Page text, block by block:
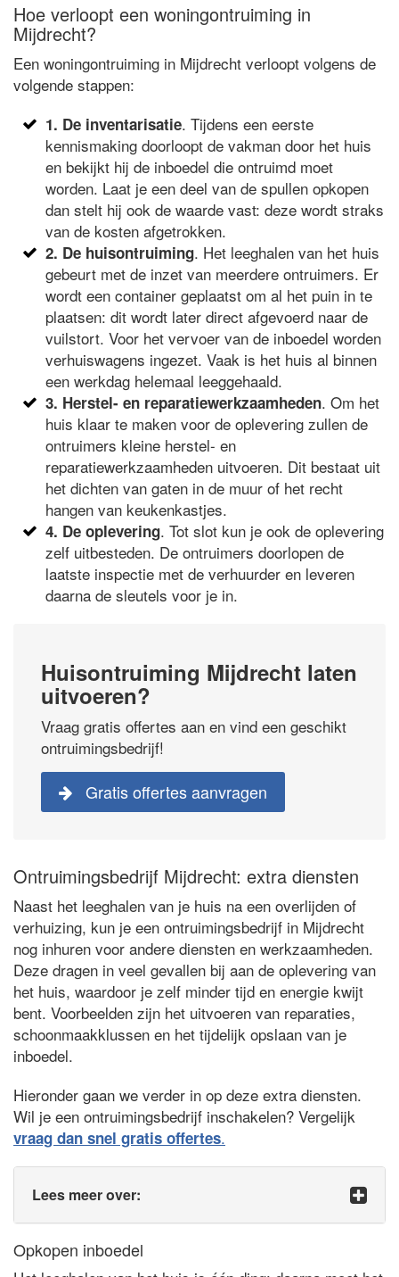
Hoe verloopt een woningontruiming in
Mijdrecht?
Een woningontruiming in Mijdrecht verloopt volgens de
volgende stappen:
1. De inventarisatie. Tijdens een eerste
kennismaking doorloopt de vakman door het huis
en bekijkt hij de inboedel die ontruimd moet
worden. Laat je een deel van de spullen opkopen
dan stelt hij ook de waarde vast: deze wordt straks
van de kosten afgetrokken.
2. De huisontruiming. Het leeghalen van het huis
gebeurt met de inzet van meerdere ontruimers. Er
wordt een container geplaatst om al het puin in te
plaatsen: dit wordt later direct afgevoerd naar de
vuilstort. Voor het vervoer van de inboedel worden
verhuiswagens ingezet. Vaak is het huis al binnen
een werkdag helemaal leeggehaald.
3. Herstel- en reparatiewerkzaamheden. Om het
huis klaar te maken voor de oplevering zullen de
ontruimers kleine herstel- en
reparatiewerkzaamheden uitvoeren. Dit bestaat uit
het dichten van gaten in de muur of het recht
hangen van keukenkastjes.
4. De oplevering. Tot slot kun je ook de oplevering
zelf uitbesteden. De ontruimers doorlopen de
laatste inspectie met de verhuurder en leveren
daarna de sleutels voor je in.
Huisontruiming Mijdrecht laten
uitvoeren?
Vraag gratis offertes aan en vind een geschikt
ontruimingsbedrijf!
Gratis offertes aanvragen
Ontruimingsbedrijf Mijdrecht: extra diensten
Naast het leeghalen van je huis na een overlijden of
verhuizing, kun je een ontruimingsbedrijf in Mijdrecht
nog inhuren voor andere diensten en werkzaamheden.
Deze dragen in veel gevallen bij aan de oplevering van
het huis, waardoor je zelf minder tijd en energie kwijt
bent. Voorbeelden zijn het uitvoeren van reparaties,
schoonmaakklussen en het tijdelijk opslaan van je
inboedel.
Hieronder gaan we verder in op deze extra diensten.
Wil je een ontruimingsbedrijf inschakelen? Vergelijk
vraag dan snel gratis offertes.
Lees meer over:
Opkopen inboedel